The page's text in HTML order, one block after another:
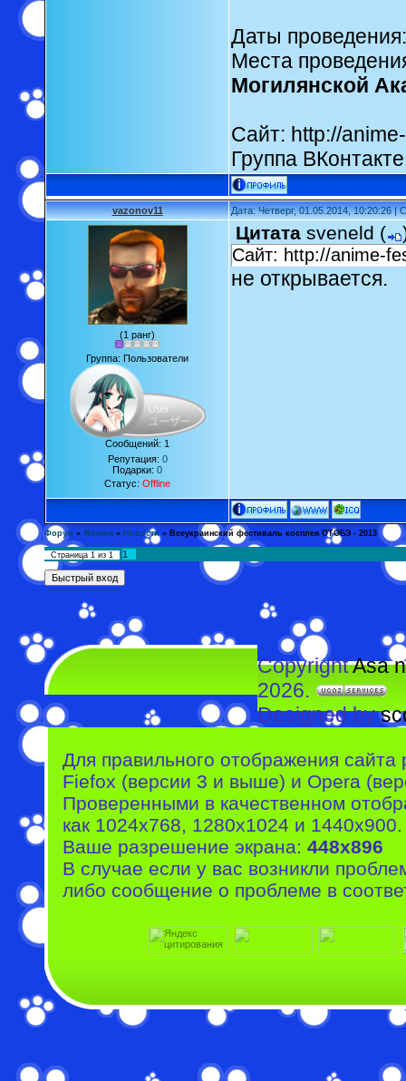
Даты
Места
Могилянской
Сайт: http://
Группа
vazonov11 Дата: Четверг, 01.05.2014, 10:20:26 |
(1 ранг)
Группа: Пользователи
Сообщений: 1
Репутация: 0
Подарки: 0
Статус: Offline
Цитата sveneld (
Сайт: http://anime-
не открывается.
Форум » Япония » Новости » Всеукраинский фестиваль косплея ОТОБЭ - 2013
Страница 1 из 1 1
CopyrightAsa
2026.
Designed by
Для правильного отображения
Fiefox (версии 3 и выше) и Opera
Проверенными в качественном
как 1024x768, 1280x1024 и 1440x900.
Ваше разрешение экрана: 448x896
В случае если у вас возникли
либо сообщение о проблеме в